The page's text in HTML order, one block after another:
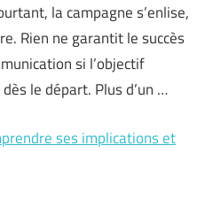
la campagne s’enlise,
Rien ne garantit le succès
si l’objectif
le départ. Plus d’un …
ses implications et